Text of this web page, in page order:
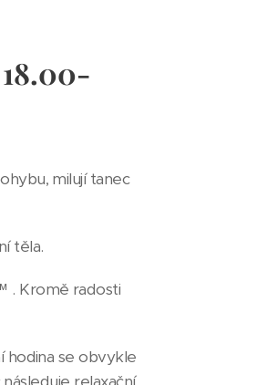
milují tanec
těla.
. Kromě radosti
hodina se obvykle